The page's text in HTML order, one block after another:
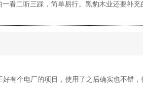
看二听三踩，简单易行。黑豹木业还要补
有个电厂的项目，使用了之后确实也不错